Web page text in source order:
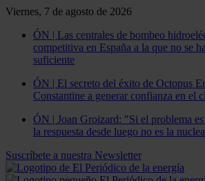
Viernes, 7 de agosto de 2026
ÓN | Las centrales de bombeo
competitiva en España a la que no se
suficiente
ÓN | El secreto del éxito de Octopus
Constantine a generar confianza en el
ÓN | Joan Groizard: "Si el problema
la respuesta desde luego no es la
Suscríbete a nuestra Newsletter